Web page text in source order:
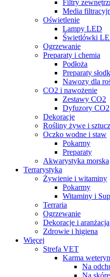
Filtry
Media
Oświetlenie
Lampy LED
Świetlówki
Ogrzewanie
Preparaty i chemia
Podłoża
Preparaty
Nawozy dla
CO2 i nawożenie
Zestawy CO2
Dyfuzory CO2
Dekoracje
Rośliny żywe i
Oczko wodne i staw
Pokarmy
Preparaty
Akwarystyka morska
Terrarystyka
Żywienie i witaminy
Pokarmy
Witaminy i
Terraria
Ogrzewanie
Dekoracje i aranżacja
Zdrowie i higiena
Więcej
Strefa VET
Karma
Na